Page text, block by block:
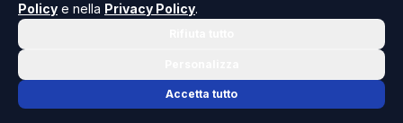
Policy e nella Privacy Policy.
Accetta tutto